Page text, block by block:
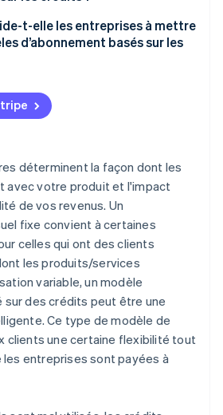
2026
Stripe construit l’infrastructure
promotions et incitations
clients
tarifs et des revenus
et de reconduction des
t-elle les entreprises à mettre
d’abonnement basés sur les
de la facturation par
crédits
des crédits
paiements internationaux
déterminent la façon dont les
avec votre produit et l'impact
de vos revenus. Un
fixe convient à certaines
celles qui ont des clients
les produits/services
variable, un modèle
sur des crédits peut être une
Ce type de modèle de
clients une certaine flexibilité tout
les entreprises sont payées à